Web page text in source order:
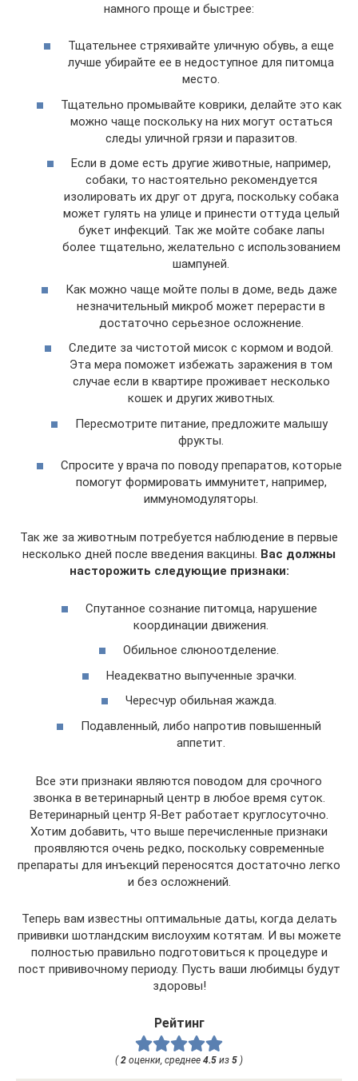
намного проще и быстрее:
Тщательнее стряхивайте уличную обувь, а еще
лучше убирайте ее в недоступное для питомца
место.
Тщательно промывайте коврики, делайте это как
можно чаще поскольку на них могут остаться
следы уличной грязи и паразитов.
Если в доме есть другие животные, например,
собаки, то настоятельно рекомендуется
изолировать их друг от друга, поскольку собака
может гулять на улице и принести оттуда целый
букет инфекций. Так же мойте собаке лапы
более тщательно, желательно с использованием
шампуней.
Как можно чаще мойте полы в доме, ведь даже
незначительный микроб может перерасти в
достаточно серьезное осложнение.
Следите за чистотой мисок с кормом и водой.
Эта мера поможет избежать заражения в том
случае если в квартире проживает несколько
кошек и других животных.
Пересмотрите питание, предложите малышу
фрукты.
Спросите у врача по поводу препаратов, которые
помогут формировать иммунитет, например,
иммуномодуляторы.
Так же за животным потребуется наблюдение в первые
несколько дней после введения вакцины. Вас должны
насторожить следующие признаки:
Спутанное сознание питомца, нарушение
координации движения.
Обильное слюноотделение.
Неадекватно выпученные зрачки.
Чересчур обильная жажда.
Подавленный, либо напротив повышенный
аппетит.
Все эти признаки являются поводом для срочного
звонка в ветеринарный центр в любое время суток.
Ветеринарный центр Я-Вет работает круглосуточно.
Хотим добавить, что выше перечисленные признаки
проявляются очень редко, поскольку современные
препараты для инъекций переносятся достаточно легко
и без осложнений.
Теперь вам известны оптимальные даты, когда делать
прививки шотландским вислоухим котятам. И вы можете
полностью правильно подготовиться к процедуре и
пост прививочному периоду. Пусть ваши любимцы будут
здоровы!
Рейтинг
( 2 оценки, среднее 4.5 из 5 )